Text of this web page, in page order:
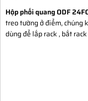
Hộp phối quang ODF
treo tường ở điểm, chúng
dùng để lắp rack , bắt